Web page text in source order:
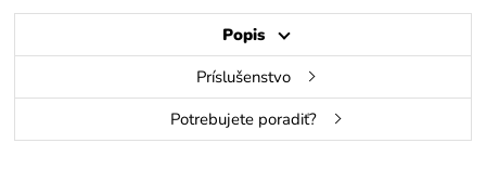
Popis
Príslušenstvo
Potrebujete poradiť?